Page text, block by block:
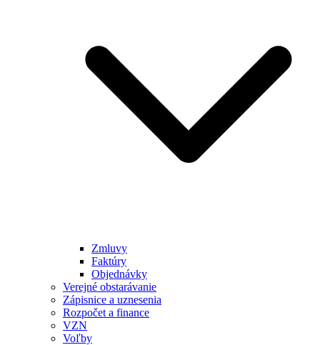
Zmluvy
Faktúry
Objednávky
Verejné obstarávanie
Zápisnice a uznesenia
Rozpočet a finance
VZN
Voľby